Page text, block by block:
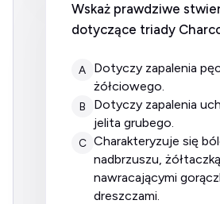
Wskaż prawdziwe
dotyczące triady
A
dotyczy zapalenia pęcherzyka
żółciowego.
B
dotyczy zapalenia uchyłków
jelita grubego.
C charakteryzuje się bólem w
nadbrzuszu,
nawracającymi
dreszczami.